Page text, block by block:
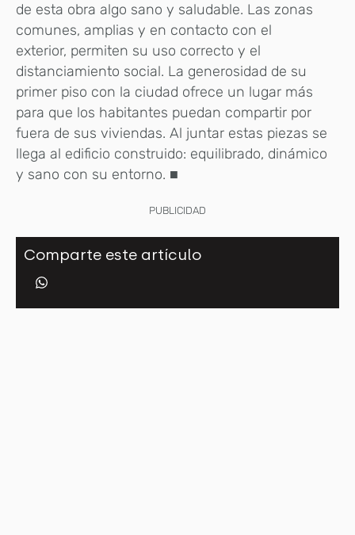
de esta obra algo sano y saludable. Las zonas
comunes, amplias y en contacto con el
exterior, permiten su uso correcto y el
distanciamiento social. La generosidad de su
primer piso con la ciudad ofrece un lugar más
para que los habitantes puedan compartir por
fuera de sus viviendas. Al juntar estas piezas se
llega al edificio construido: equilibrado, dinámico
y sano con su entorno. ■
PUBLICIDAD
Comparte este artículo